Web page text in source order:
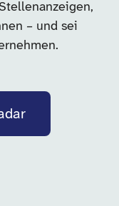
– und sei